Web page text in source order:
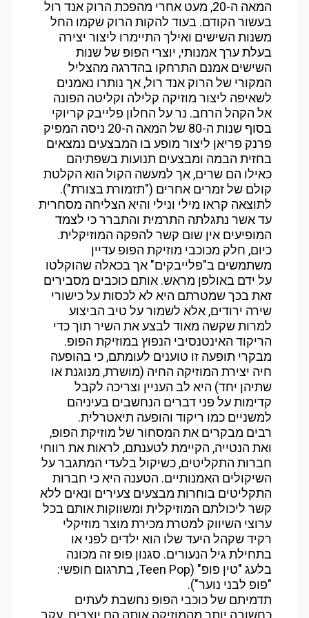
המאה ה-20, מעט אחרי מהפכת הרוק אנד רול
בעשור הקודם. בעוד להקות הרוק שקמו החל
משנות השישים ואילך התיימרו ליצור יצירה
בעלת ערך אמנותי, יוצרי הפופ של שנות
השישים אמנם התרחקו בהדרגה מהצליל
המקורי של הרוק אנד רול, אך נותרו נאמנים
לשאיפה ליצור מוזיקה קלילה וקליטה הפונה
אל הקהל הרחב. נר על החלון פלייבק קריוקי
בסוף שנות ה-80 של המאה ה-20 ניסה המפיק
פרנק פריאן ליצור מופע בו המבצעים נמצאים
בחזית הבמה ומבצעים תנועות בשפתיהם
כאילו הם שרים, אך למעשה הקול הוא הקלטת
קולם של זמרים אחרים ("תזמורת בצורת").
לתוצאה קראו מילי ונילי והיא הצליחה מסחרית
עד אשר נתגלתה התרמית והתברר כי לצמד
המופיעים אין שום קשר להפקה המוזיקלית.
כיום, חלק מכוכבי מוזיקת הפופ עדיין
משתמשים ב"פלייבקים" אך בכאלה שהוקלטו
על ידם באולפן מראש. אותם כוכבים מסבירים
זאת בכך שמטרתם היא לא לכסות על כישורי
שירה ירודים, אלא לשמור על טיב הביצוע
למרות שקשה מאוד לבצע את השיר תוך כדי
הריקוד האינטנסיבי הנפוץ במוזיקת הפופ.
מבקרי תופעה זו טוענים לעומתם, כי בהופעה
חיה יצירת המוזיקה החיה (מושרת, מנוגנת או
שתיהן יחד) היא לב העניין וצריכה לקבל
קדימות על פני דברים הנחשבים בעיניהם
למשניים כמו ריקוד והופעה תיאטרלית.
רבים מבקרים את המסחור של מוזיקת הפופ,
ואת הנטייה, הקיימת לטענתם, לראות את רווחי
חברות התקליטים, כשיקול בלעדי המתגבר על
השיקולים האמנותיים. הטענה היא כי חברות
התקליטים בוחרות מבצעים צעירים ונאים ללא
קשר ליכולתם המוזיקלית ומשווקות אותם בכל
ערוצי השיווק למטרת מכירת מוצר מוזיקלי
רקיד שקהל היעד שלו הוא ילדים לפני או
בתחילת גיל הנעורים. סגנון פופ זה מכונה
בלעג "טין פופ" (Teen Pop, בתרגום חופשי:
"פופ לבני נוער").
תדמיתם של כוכבי הפופ נחשבת לעתים
כחשובה יותר מהמוזיקה אותה הם יוצרים. עקב